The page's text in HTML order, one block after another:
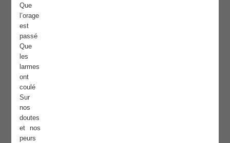
Que
l’orage
est
passé
Que
les
larmes
ont
coulé
Sur
nos
doutes
et nos
peurs